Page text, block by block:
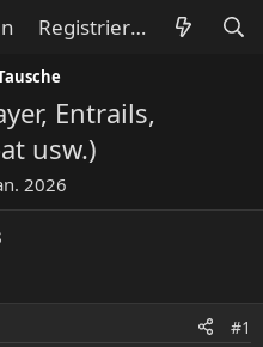
Registrieren
Entrails,
usw.)
2026
#1